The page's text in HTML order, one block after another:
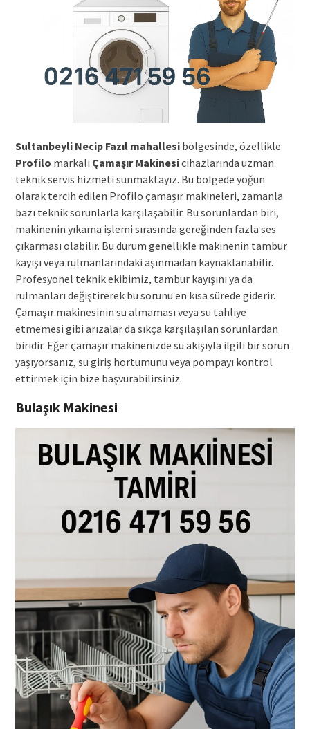
Sultanbeyli Necip Fazıl mahallesibölgesinde, özellikle
Profilo markalı Çamaşır Makinesicihazlarında uzman
teknik servis hizmeti sunmaktayız. Bu bölgede yoğun
olarak tercih edilen Profilo çamaşır makineleri, zamanla
bazı teknik sorunlarla karşılaşabilir. Bu sorunlardan biri,
makinenin yıkama işlemi sırasında gereğinden fazla ses
çıkarması olabilir. Bu durum genellikle makinenin tambur
kayışı veya rulmanlarındaki aşınmadan kaynaklanabilir.
Profesyonel teknik ekibimiz, tambur kayışını ya da
rulmanları değiştirerek bu sorunu en kısa sürede giderir.
Çamaşır makinesinin su almaması veya su tahliye
etmemesi gibi arızalar da sıkça karşılaşılan sorunlardan
biridir. Eğer çamaşır makinenizde su akışıyla ilgili bir sorun
yaşıyorsanız, su giriş hortumunu veya pompayı kontrol
ettirmek için bize başvurabilirsiniz.
Bulaşık Makinesi